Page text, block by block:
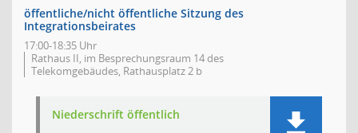
öffentliche/nicht öffentliche Sitzung des
Integrationsbeirates
17:00-18:35 Uhr
Rathaus II, im Besprechungsraum 14 des
Telekomgebäudes, Rathausplatz 2 b
Niederschrift öffentlich